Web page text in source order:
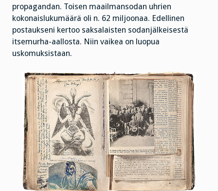
propagandan. Toisen maailmansodan uhrien
kokonaislukumäärä oli n. 62 miljoonaa. Edellinen
postaukseni kertoo saksalaisten sodanjälkeisestä
itsemurha-aallosta. Niin vaikea on luopua
uskomuksistaan.